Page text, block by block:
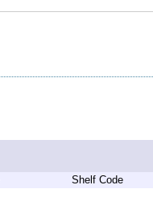
Shelf Code